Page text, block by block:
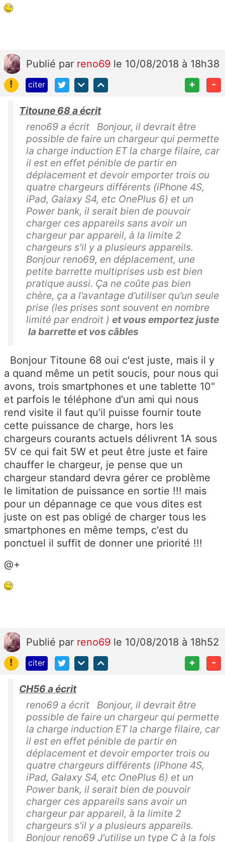
Publié par reno69 le 10/08/2018 à 18h38
!
citer + -
Titoune 68 a écrit
reno69 a écrit Bonjour, il devrait être
possible de faire un chargeur qui permette
la charge induction ET la charge filaire, car
il est en effet pénible de partir en
déplacement et devoir emporter trois ou
quatre chargeurs différents (iPhone 4S,
iPad, Galaxy S4, etc OnePlus 6) et un
Power bank, il serait bien de pouvoir
charger ces appareils sans avoir un
chargeur par appareil, à la limite 2
chargeurs s'il y a plusieurs appareils.
Bonjour reno69, en déplacement, une
petite barrette multiprises usb est bien
pratique aussi. Ça ne coûte pas bien
chère, ça a l’avantage d’utiliser qu’un seule
prise (les prises sont souvent en nombre
limité par endroit ) et vous emportez juste
la barrette et vos câbles
Bonjour Titoune 68 oui c'est juste, mais il y
a quand même un petit soucis, pour nous qui
avons, trois smartphones et une tablette 10"
et parfois le téléphone d'un ami qui nous
rend visite il faut qu'il puisse fournir toute
cette puissance de charge, hors les
chargeurs courants actuels délivrent 1A sous
5V ce qui fait 5W et peut être juste et faire
chauffer le chargeur, je pense que un
chargeur standard devra gérer ce problème
le limitation de puissance en sortie !!! mais
pour un dépannage ce que vous dites est
juste on est pas obligé de charger tous les
smartphones en même temps, c'est du
ponctuel il suffit de donner une priorité !!!
@+
Publié par reno69 le 10/08/2018 à 18h52
!
citer + -
CH56 a écrit
reno69 a écrit Bonjour, il devrait être
possible de faire un chargeur qui permette
la charge induction ET la charge filaire, car
il est en effet pénible de partir en
déplacement et devoir emporter trois ou
quatre chargeurs différents (iPhone 4S,
iPad, Galaxy S4, etc OnePlus 6) et un
Power bank, il serait bien de pouvoir
charger ces appareils sans avoir un
chargeur par appareil, à la limite 2
chargeurs s'il y a plusieurs appareils.
Bonjour reno69 J'utilise un type C à la fois